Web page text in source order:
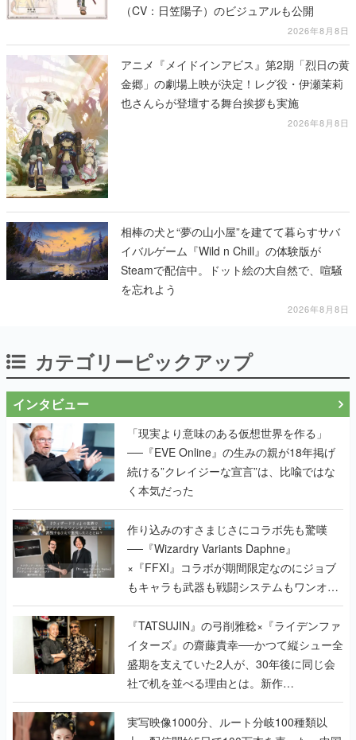
（CV：日笠陽子）のビジュアルも公開
2026年8月8日
アニメ『メイドインアビス』第2期「烈日の黄
金郷」の劇場上映が決定！レグ役・伊瀬茉莉
也さんらが登壇する舞台挨拶も実施
2026年8月8日
相棒の犬と“夢の山小屋”を建てて暮らすサバ
イバルゲーム『Wild n Chill』の体験版が
Steamで配信中。ドット絵の大自然で、喧騒
を忘れよう
2026年8月8日
カテゴリーピックアップ
インタビュー
「現実より意味のある仮想世界を作る」
──『EVE Online』の生みの親が18年掲げ
続ける”クレイジーな宣言”は、比喩ではな
く本気だった
作り込みのすさまじさにコラボ先も驚嘆
──『Wizardry Variants Daphne』
×『FFXI』コラボが期間限定なのにジョブ
もキャラも武器も戦闘システムもワンオフ
で作り込まれた理由を両ディレクターに聞
く
『TATSUJIN』の弓削雅稔×『ライデンファ
イターズ』の齋藤貴幸──かつて縦シュー全
盛期を支えていた2人が、30年後に同じ会
社で机を並べる理由とは。新作
『TATSUJIN EXTREME』で初タッグを組
んだレジェンド2人に訊く開発秘話
実写映像1000分、ルート分岐100種類以